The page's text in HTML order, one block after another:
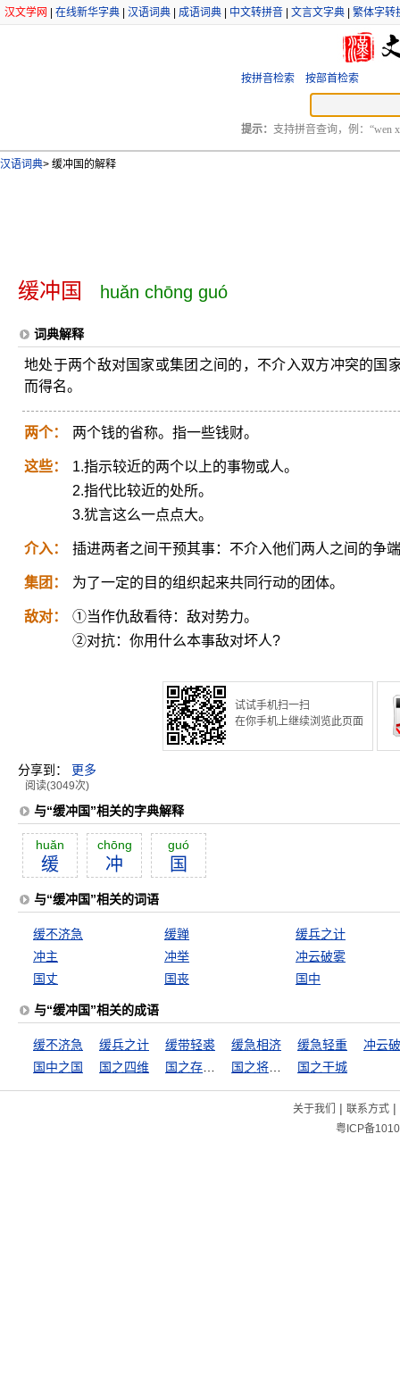
汉文学网 在线新华字典 汉语词典 成语词典 中文转拼音 文言文字典 繁体字转
按拼音检索 按部首检索
提示： 支持拼音查询，例：“wen
汉语词典> 缓冲国的解释
缓冲国 huǎn chōng guó
词典解释
地处于两个敌对国家或集团之间的，不介入双方冲突的国
而得名。
两个： 两个钱的省称。指一些钱财。
这些：
1.指示较近的两个以上的事物或人。
2.指代比较近的处所。
3.犹言这么一点点大。
介入： 插进两者之间干预其事：不介入他们两人之间的争
集团： 为了一定的目的组织起来共同行动的团体。
敌对：
①当作仇敌看待：敌对势力。
②对抗：你用什么本事敌对坏人?
试试手机扫一扫
在你手机上继续浏览此页面
分享到： 更多
阅读(3049次)
与“缓冲国”相关的字典解释
huăn
缓
chōng
冲
guó
国
与“缓冲国”相关的词语
缓不济急 缓亸
缓兵之计
冲主
冲举
冲云破雾
国丈
国丧 国中
与“缓冲国”相关的成语
缓不济急 缓兵之计 缓带轻裘 缓急相济 缓急轻重
冲云
国中之国
国之四维 国之干城
关于我们 | 联系方式|
粤ICP备